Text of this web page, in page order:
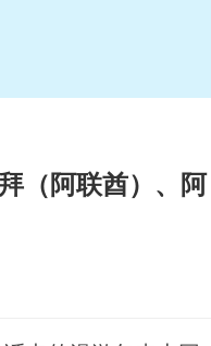
（阿联酋）、阿